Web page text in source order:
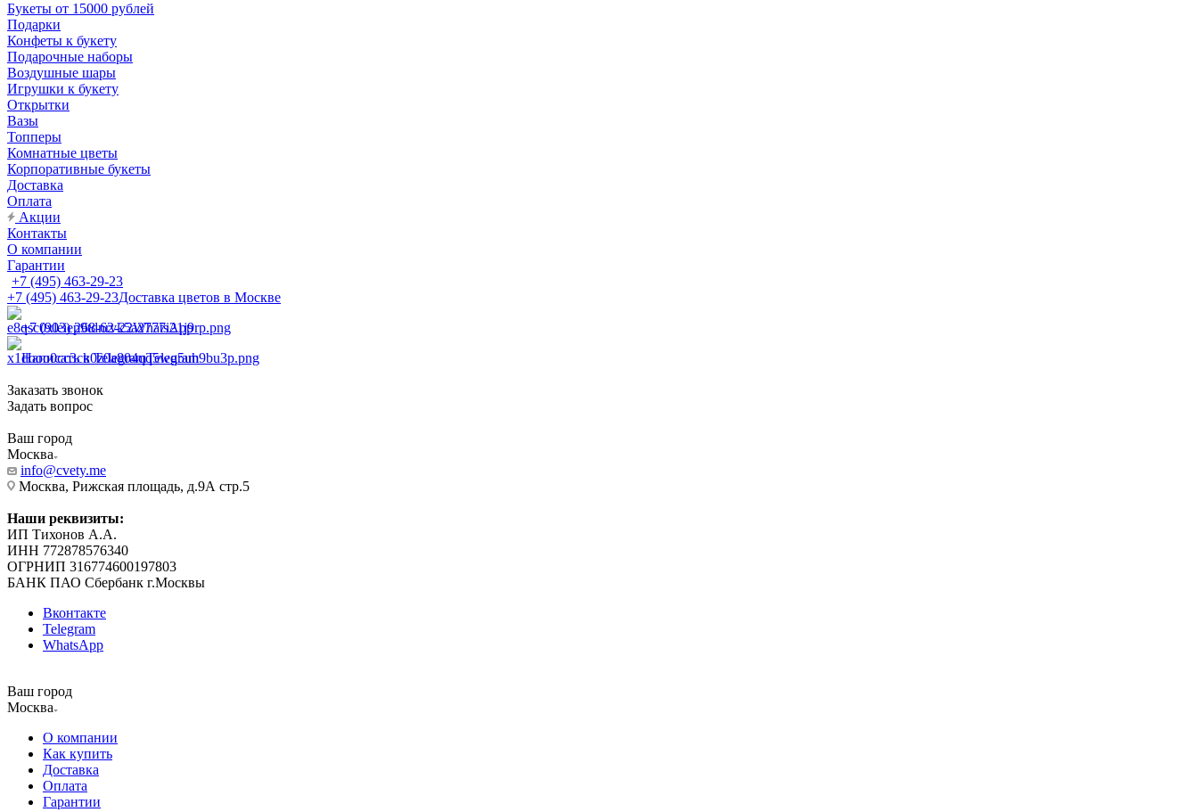
Букеты от 15000 рублей
Подарки
Конфеты к букету
Подарочные наборы
Воздушные шары
Игрушки к букету
Открытки
Вазы
Топперы
Комнатные цветы
Корпоративные букеты
Доставка
Оплата
Акции
Контакты
О компании
Гарантии
+7 (495) 463-29-23
+7 (495) 463-29-23Доставка цветов в Москве
+7 (903) 268-62-22WhatsApp
Написать в TelegramTelegram
Заказать звонок
Задать вопрос
Ваш город
Москва
info@cvety.me
Москва, Рижская площадь, д.9А стр.5
Наши реквизиты:
ИП Тихонов А.А.
ИНН 772878576340
ОГРНИП 316774600197803
БАНК ПАО Сбербанк г.Москвы
Вконтакте
Telegram
WhatsApp
Ваш город
Москва
О компании
Как купить
Доставка
Оплата
Гарантии